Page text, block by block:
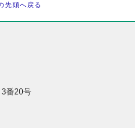
先頭へ戻る
番20号